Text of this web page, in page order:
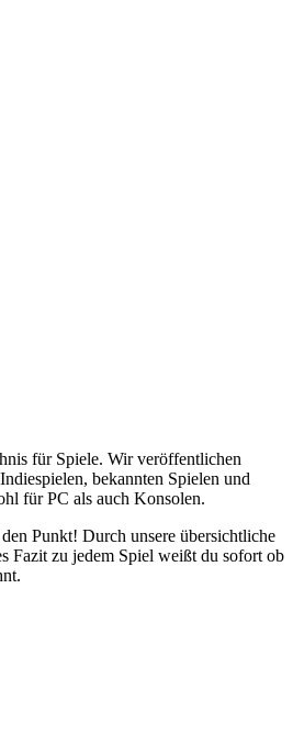
für Spiele. Wir veröffentlichen
bekannten Spielen und
für PC als auch Konsolen.
Punkt! Durch unsere übersichtliche
Fazit zu jedem Spiel weißt du sofort ob